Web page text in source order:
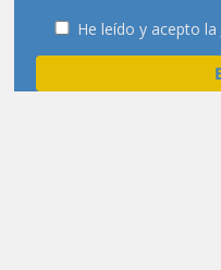
He leído y acepto la